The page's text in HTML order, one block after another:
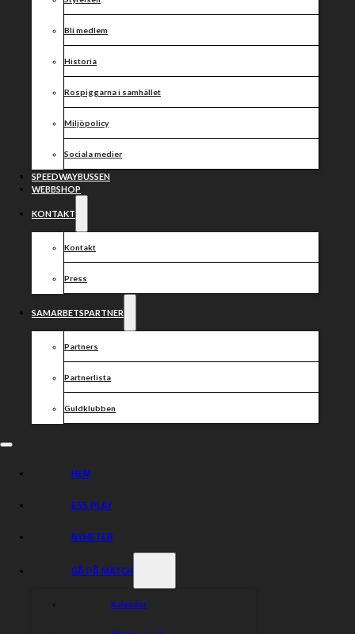
Bli medlem
Historia
Rospiggarna i samhället
Miljöpolicy
Sociala medier
SPEEDWAYBUSSEN
WEBBSHOP
KONTAKT
Kontakt
Press
SAMARBETSPARTNER
Partners
Partnerlista
Guldklubben
HEM
ESS PLAY
NYHETER
GÅ PÅ MATCH
Kalender